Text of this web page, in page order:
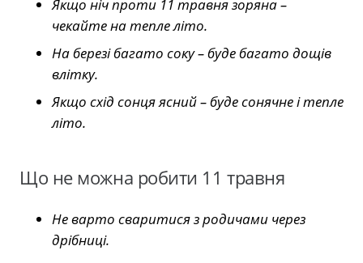
Якщо ніч проти 11 травня зоряна –
чекайте на тепле літо.
На березі багато соку – буде багато дощів
влітку.
Якщо схід сонця ясний – буде сонячне і тепле
літо.
Що не можна робити 11 травня
Не варто сваритися з родичами через
дрібниці.